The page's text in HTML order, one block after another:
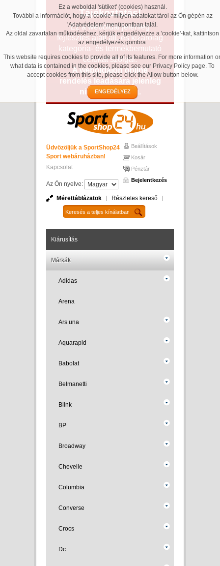
Ez a weboldal 'sütiket' (cookies) használ.
További a információt, hogy a 'cookie' milyen adatokat tárol az Ön gépén az
'Adatvédelem' menüpontban talál.
Az oldal zavartalan működéséhez, kérjük engedélyezze a 'cookie'-kat, kattintson
az engedélyezés gombra.
This website requires cookies to provide all of its features. For more information
what data is contained in the cookies, please see our Privacy Policy page. To
accept cookies from this site, please click the Allow button below.
ENGEDÉLYEZ
Tájékoztatás!
Ez a weboldal jelenleg
fejlesztés alatt áll, és kizárólag
kategória- és termékbemutató
célokat szolgál.
A weboldalon online
rendelés leadására jelenleg
nincs lehetőség.
Üdvözöljük a SportShop24
Sport webáruházban!
Kapcsolat
Az Ön nyelve:
Beállítások
Kosár
Pénztár
Bejelentkezés
Mérettáblázatok Részletes kereső
Kiárusítás
Márkák
Adidas
Arena
Ars una
Aquarapid
Babolat
Belmanetti
Blink
BP
Broadway
Chevelle
Columbia
Converse
Crocs
Dc